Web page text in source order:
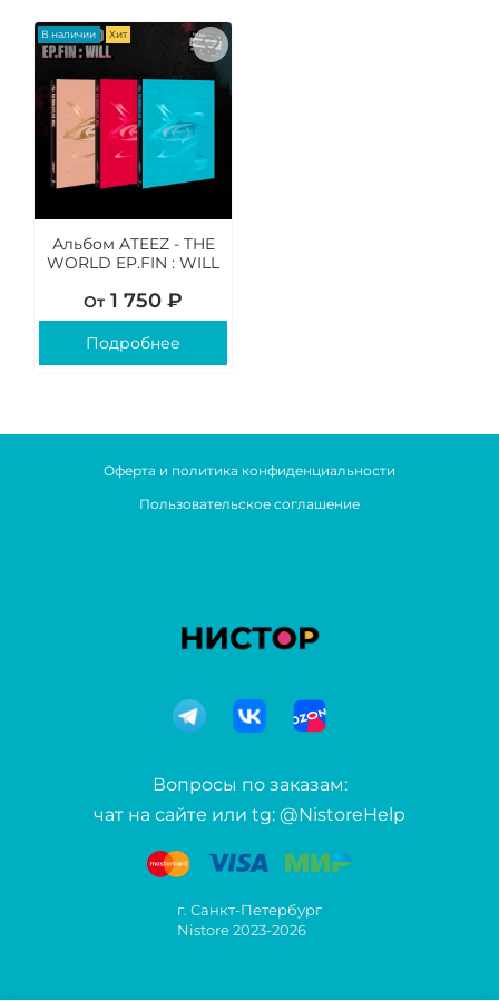
В наличии Хит
Альбом ATEEZ - THE
WORLD EP.FIN : WILL
От 1 750 ₽
Подробнее
Оферта и политика конфиденциальности
Пользовательское соглашение
Вопросы по заказам:
чат на сайте или tg: @NistoreHelp
г. Санкт-Петербург
Nistore 2023-2026